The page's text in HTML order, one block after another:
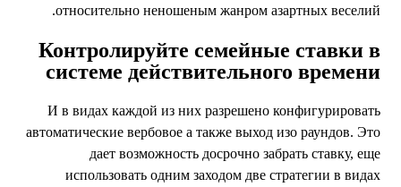
относительно неношеным жанром азартных
Контролируйте семейные ставки
системе действительного
И в видах каждой из них разрешено
автоматические вербовое а также выход изо раундов.
дает возможность досрочно забрать ставку,
использовать одним заходом две стратегии в